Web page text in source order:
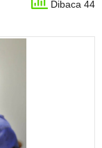
Dibaca 44